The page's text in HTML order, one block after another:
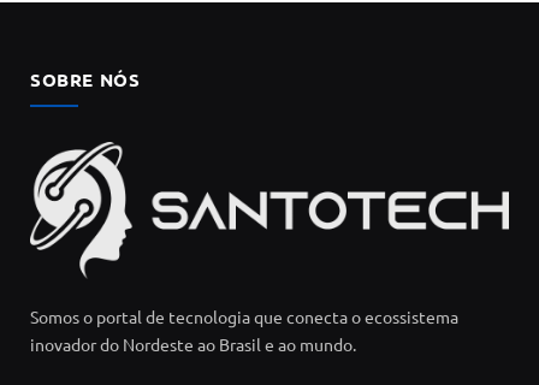
SOBRE NÓS
Somos o portal de tecnologia que conecta o ecossistema
inovador do Nordeste ao Brasil e ao mundo.